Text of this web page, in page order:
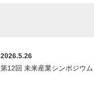
2026.5.26
第12回 未来産業シンポジウム